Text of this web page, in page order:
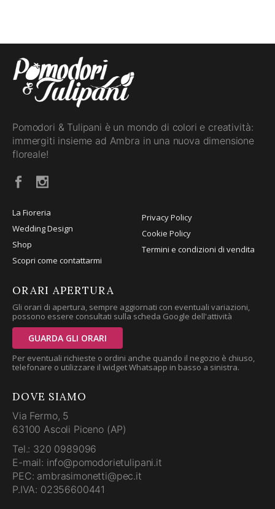
Pomodori & Tulipani è un mondo di colori e creatività:
immergiti insieme ad Ambra in una nuova dimensione
floreale!
La Fioreria
Wedding Design
Shop
Scopri come contattarmi
Privacy Policy
Cookie Policy
Termini e condizioni di vendita
ORARI APERTURA
Gli orari di apertura, sempre aggiornati con eventuali variazioni,
possono essere consultati sulla scheda Google dell'attività
GUARDA GLI ORARI
Per eventuali richieste o ordini anche quando il negozio è chiuso,
telefonare o utilizzare il widget Whatsapp in basso a sinistra.
DOVE SIAMO
Via Fermo, 5
63100 Ascoli Piceno (AP)
Tel.: 320 0989096
E-mail: info@pomodorietulipani.it
PEC: ambrasimonetti@pec.it
P.IVA: 02356600441